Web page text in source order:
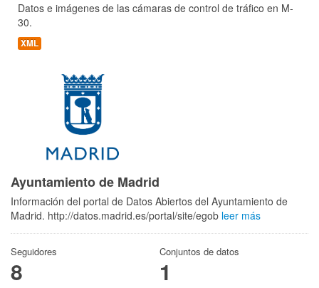
Datos e imágenes de las cámaras de control de tráfico en M-
30.
XML
Ayuntamiento de Madrid
Información del portal de Datos Abiertos del Ayuntamiento de
Madrid. http://datos.madrid.es/portal/site/egob leer más
Seguidores
8
Conjuntos de datos
1